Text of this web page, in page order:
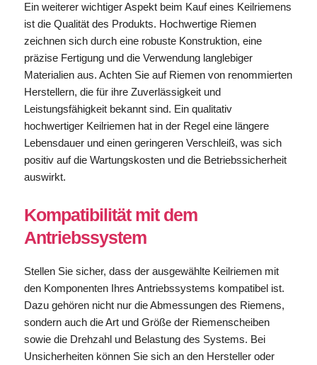
Ein weiterer wichtiger Aspekt beim Kauf eines Keilriemens
ist die Qualität des Produkts. Hochwertige Riemen
zeichnen sich durch eine robuste Konstruktion, eine
präzise Fertigung und die Verwendung langlebiger
Materialien aus. Achten Sie auf Riemen von renommierten
Herstellern, die für ihre Zuverlässigkeit und
Leistungsfähigkeit bekannt sind. Ein qualitativ
hochwertiger Keilriemen hat in der Regel eine längere
Lebensdauer und einen geringeren Verschleiß, was sich
positiv auf die Wartungskosten und die Betriebssicherheit
auswirkt.
Kompatibilität mit dem
Antriebssystem
Stellen Sie sicher, dass der ausgewählte Keilriemen mit
den Komponenten Ihres Antriebssystems kompatibel ist.
Dazu gehören nicht nur die Abmessungen des Riemens,
sondern auch die Art und Größe der Riemenscheiben
sowie die Drehzahl und Belastung des Systems. Bei
Unsicherheiten können Sie sich an den Hersteller oder